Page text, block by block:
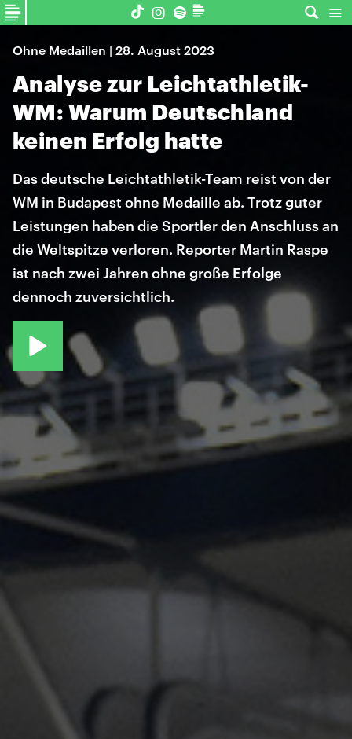
Ohne Medaillen | 28. August 2023
Analyse zur Leichtathletik-
WM: Warum Deutschland
keinen Erfolg hatte
Das deutsche Leichtathletik-Team reist von der
WM in Budapest ohne Medaille ab. Trotz guter
Leistungen haben die Sportler den Anschluss an
die Weltspitze verloren. Reporter Martin Raspe
ist nach zwei Jahren ohne große Erfolge
dennoch zuversichtlich.